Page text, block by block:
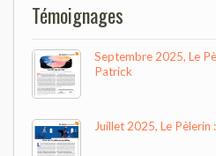
Témoignages
Septembre 2025, Le
Patrick
Juillet 2025, Le Pèlerin